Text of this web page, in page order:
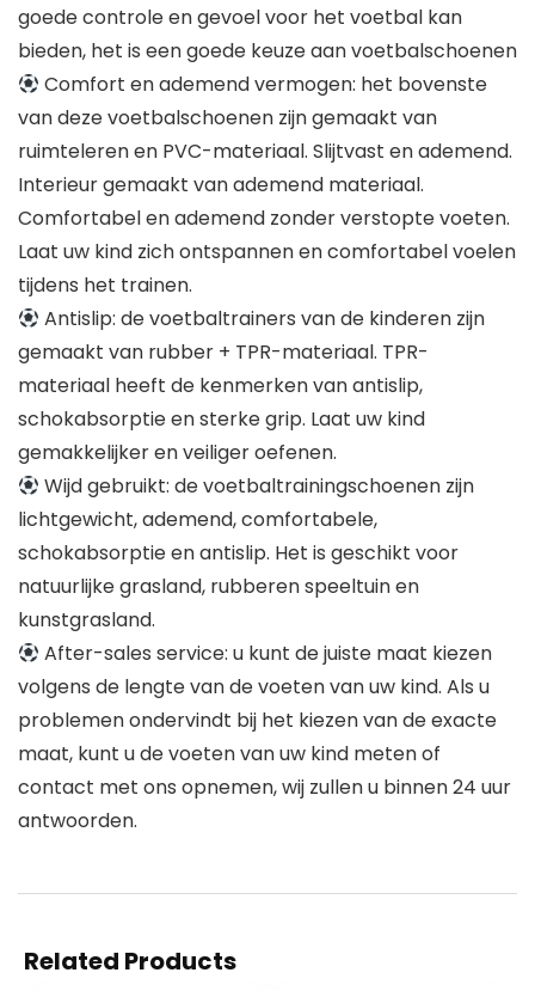
goede controle en gevoel voor het voetbal kan
bieden, het is een goede keuze aan voetbalschoenen
Comfort en ademend vermogen: het bovenste
van deze voetbalschoenen zijn gemaakt van
ruimteleren en PVC-materiaal. Slijtvast en ademend.
Interieur gemaakt van ademend materiaal.
Comfortabel en ademend zonder verstopte voeten.
Laat uw kind zich ontspannen en comfortabel voelen
tijdens het trainen.
Antislip: de voetbaltrainers van de kinderen zijn
gemaakt van rubber + TPR-materiaal. TPR-
materiaal heeft de kenmerken van antislip,
schokabsorptie en sterke grip. Laat uw kind
gemakkelijker en veiliger oefenen.
Wijd gebruikt: de voetbaltrainingschoenen zijn
lichtgewicht, ademend, comfortabele,
schokabsorptie en antislip. Het is geschikt voor
natuurlijke grasland, rubberen speeltuin en
kunstgrasland.
After-sales service: u kunt de juiste maat kiezen
volgens de lengte van de voeten van uw kind. Als u
problemen ondervindt bij het kiezen van de exacte
maat, kunt u de voeten van uw kind meten of
contact met ons opnemen, wij zullen u binnen 24 uur
antwoorden.
Related Products